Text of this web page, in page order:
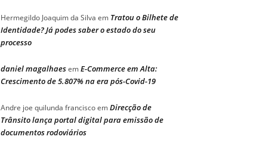
Hermegildo Joaquim da Silva em Tratou o Bilhete de
Identidade? Já podes saber o estado do seu
processo
daniel magalhaesemE-Commerce em Alta:
Crescimento de 5.807% na era pós-Covid-19
Andre joe quilunda franciscoemDirecção de
Trânsito lança portal digital para emissão de
documentos rodoviários